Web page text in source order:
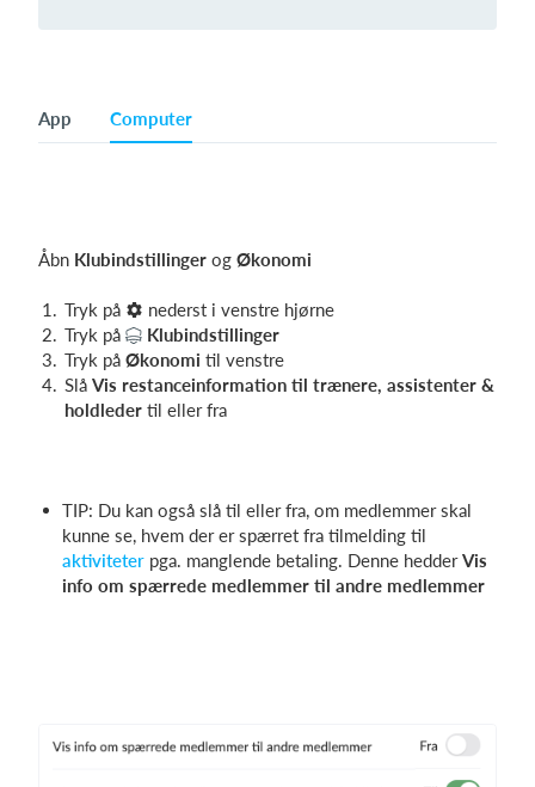
App Computer
Åbn Klubindstillinger og Økonomi
Tryk på
nederst i venstre hjørne
Tryk på
Klubindstillinger
Tryk på Økonomi til venstre
Slå Vis restanceinformation til trænere, assistenter &
holdleder til eller fra
TIP: Du kan også slå til eller fra, om medlemmer skal
kunne se, hvem der er spærret fra tilmelding til
aktiviteter pga. manglende betaling. Denne hedderVis
info om spærrede medlemmer til andre medlemmer